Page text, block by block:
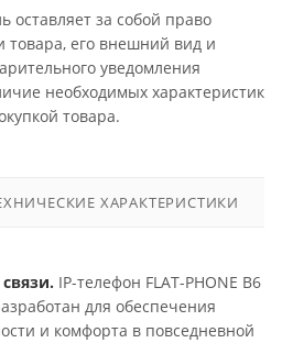
оставляет за собой право
товара, его внешний вид и
уведомления
необходимых характеристик
товара.
ХАРАКТЕРИСТИКИ
IP-телефон FLAT-PHONE B6
для обеспечения
и комфорта в повседневной